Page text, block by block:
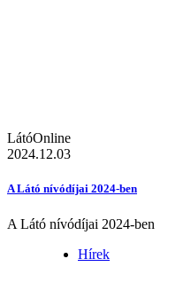
LátóOnline
2024.12.03
A Látó nívódíjai 2024-ben
A Látó nívódíjai 2024-ben
Hírek